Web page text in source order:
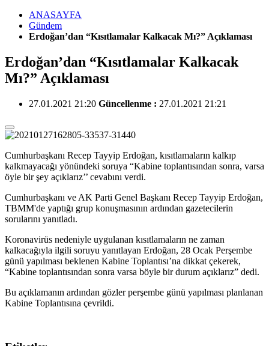
ANASAYFA
Gündem
Erdoğan’dan “Kısıtlamalar Kalkacak Mı?” Açıklaması
Erdoğan’dan “Kısıtlamalar Kalkacak
Mı?” Açıklaması
27.01.2021 21:20 Güncellenme : 27.01.2021 21:21
Cumhurbaşkanı Recep Tayyip Erdoğan, kısıtlamaların kalkıp
kalkmayacağı yönündeki soruya “Kabine toplantısından sonra, varsa
öyle bir şey açıklarız’’ cevabını verdi.
Cumhurbaşkanı ve AK Parti Genel Başkanı Recep Tayyip Erdoğan,
TBMM'de yaptığı grup konuşmasının ardından gazetecilerin
sorularını yanıtladı.
Koronavirüs nedeniyle uygulanan kısıtlamaların ne zaman
kalkacağıyla ilgili soruyu yanıtlayan Erdoğan, 28 Ocak Perşembe
günü yapılması beklenen Kabine Toplantısı’na dikkat çekerek,
“Kabine toplantısından sonra varsa böyle bir durum açıklarız” dedi.
Bu açıklamanın ardından gözler perşembe günü yapılması planlanan
Kabine Toplantısına çevrildi.